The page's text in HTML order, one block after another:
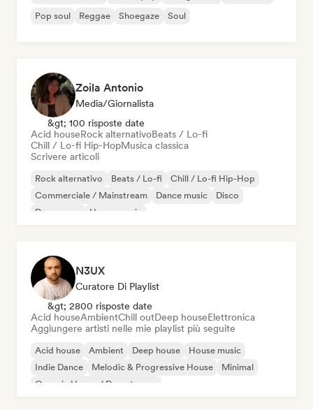
Pop soul
Reggae Shoegaze Soul
Zoila Antonio
Media/Giornalista
&gt; 100 risposte date
Acid houseRock alternativoBeats / Lo-fi
Chill / Lo-fi Hip-HopMusica classica
Scrivere articoli
Rock alternativo Beats / Lo-fi
Chill / Lo-fi Hip-Hop
Commerciale / Mainstream
Dance music
Disco
Dream pop
House music
N3UX
Curatore Di Playlist
&gt; 2800 risposte date
Acid houseAmbientChill outDeep houseElettronica
Aggiungere artisti nelle mie playlist più seguite
Acid house Ambient Deep house
House music
Indie Dance
Melodic & Progressive House
Minimal
Organic House / Downtempo